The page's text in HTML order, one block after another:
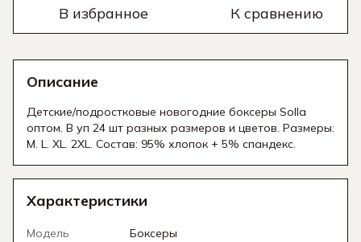
В избранное К сравнению
Описание
Детские/подростковые новогодние боксеры Solla
оптом. В уп 24 шт разных размеров и цветов. Размеры:
M. L. XL. 2XL. Состав: 95% хлопок + 5% спандекс.
Характеристики
Модель
Боксеры